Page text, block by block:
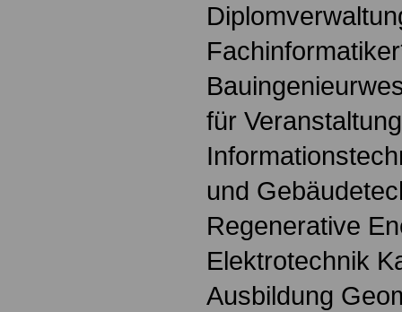
für
und
Regenerative
Elektrotechnik
Ausbildung